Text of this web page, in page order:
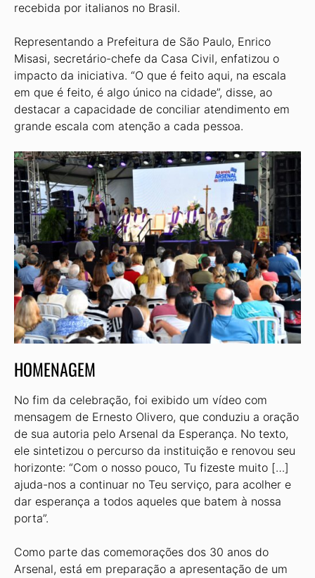
recebida por italianos no Brasil.
Representando a Prefeitura de São Paulo, Enrico
Misasi, secretário-chefe da Casa Civil, enfatizou o
impacto da iniciativa. “O que é feito aqui, na escala
em que é feito, é algo único na cidade”, disse, ao
destacar a capacidade de conciliar atendimento em
grande escala com atenção a cada pessoa.
HOMENAGEM
No fim da celebração, foi exibido um vídeo com
mensagem de Ernesto Olivero, que conduziu a oração
de sua autoria pelo Arsenal da Esperança. No texto,
ele sintetizou o percurso da instituição e renovou seu
horizonte: “Com o nosso pouco, Tu fizeste muito […]
ajuda-nos a continuar no Teu serviço, para acolher e
dar esperança a todos aqueles que batem à nossa
porta”.
Como parte das comemorações dos 30 anos do
Arsenal, está em preparação a apresentação de um